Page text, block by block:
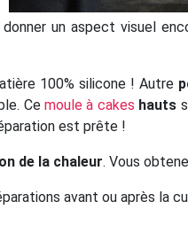
un aspect visuel
100% silicone ! Autre
Cemoule à cakes hauts
est prête !
de la chaleur. Vous
avant ou après la